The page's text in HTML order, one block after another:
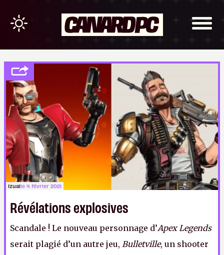
Izualle 4 février 2021
Révélations explosives
Scandale ! Le nouveau personnage d’Apex Legends
serait plagié d’un autre jeu, Bulletville, un shooter